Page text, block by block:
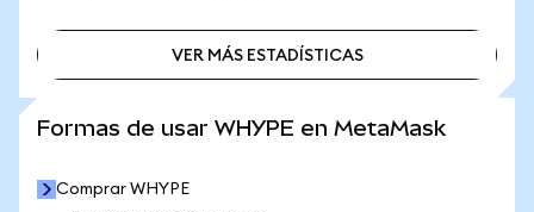
VER MÁS ESTADÍSTICAS
Formas de usar WHYPE en MetaMask
Comprar WHYPE